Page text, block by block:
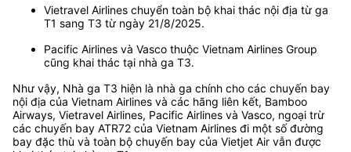
Vietravel Airlines chuyển toàn bộ khai thác nội địa từ ga
T1 sang T3 từ ngày 21/8/2025.
Pacific Airlines và Vasco thuộc Vietnam Airlines Group
cũng khai thác tại nhà ga T3.
Như vậy, Nhà ga T3 hiện là nhà ga chính cho các chuyến bay
nội địa của Vietnam Airlines và các hãng liên kết, Bamboo
Airways, Vietravel Airlines, Pacific Airlines và Vasco, ngoại trừ
các chuyến bay ATR72 của Vietnam Airlines đi một số đường
bay đặc thù và toàn bộ chuyến bay của Vietjet Air vẫn được